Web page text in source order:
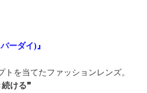
バーダイ)』
を当てたファッションレンズ。
ける❞